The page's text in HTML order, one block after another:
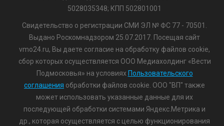
5028035348; КПП 502801001
Свидетельство о регистрации СМИ ЭЛ № ФС 77 - 70501.
Выдано Роскомнадзором 25.07.2017. Посещая сайт
vmo24.ru, Вы даете согласие на обработку файлов cookie,
сбор которых осуществляется ООО Медиахолдинг «Вести
Подмосковья» на условиях Пользовательского
соглашения обработки файлов cookie. ООО "ВП" также
может использовать указанные данные для их
последующей обработки системами Яндекс.Метрика и
др., которая осуществляется с целью функционирования